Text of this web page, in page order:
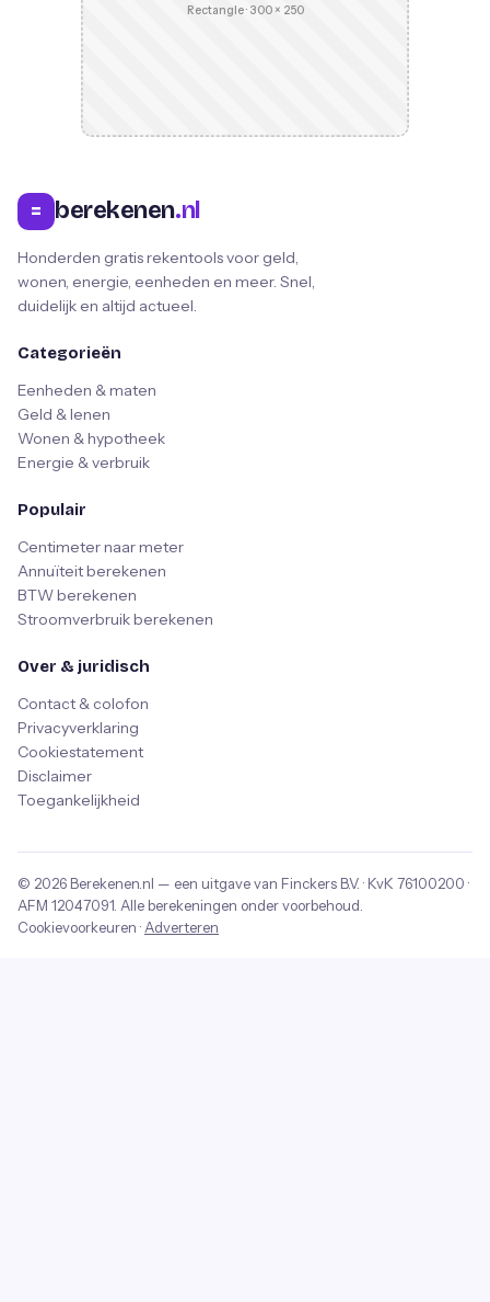
Rectangle · 300 × 250
= berekenen.nl
Honderden gratis rekentools voor geld,
wonen, energie, eenheden en meer. Snel,
duidelijk en altijd actueel.
Categorieën
Eenheden & maten
Geld & lenen
Wonen & hypotheek
Energie & verbruik
Populair
Centimeter naar meter
Annuïteit berekenen
BTW berekenen
Stroomverbruik berekenen
Over & juridisch
Contact & colofon
Privacyverklaring
Cookiestatement
Disclaimer
Toegankelijkheid
© 2026 Berekenen.nl — een uitgave van Finckers B.V. · KvK 76100200 ·
AFM 12047091 . Alle berekeningen onder voorbehoud.
Cookievoorkeuren · Adverteren